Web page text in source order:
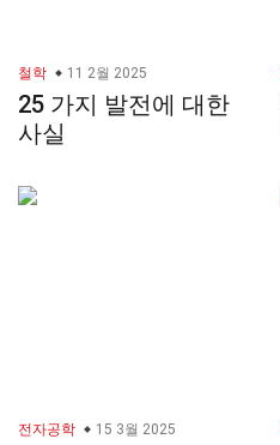
철학 11 2월 2025
25 가지 발전에 대한
사실
전자공학 15 3월 2025